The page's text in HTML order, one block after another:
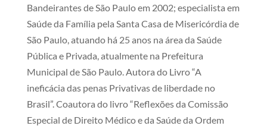
Bandeirantes de São Paulo em 2002; especialista em
Saúde da Família pela Santa Casa de Misericórdia de
São Paulo, atuando há 25 anos na área da Saúde
Pública e Privada, atualmente na Prefeitura
Municipal de São Paulo. Autora do Livro “A
ineficácia das penas Privativas de liberdade no
Brasil”. Coautora do livro “Reflexões da Comissão
Especial de Direito Médico e da Saúde da Ordem